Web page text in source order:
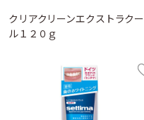
クリアクリーンエクストラクー
ル１２０ｇ